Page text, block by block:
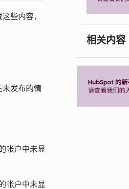
些内容，
未发布的情
帐户中未显
帐户中未显
相关内容